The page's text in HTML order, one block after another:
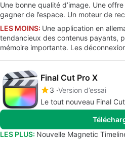
Une bonne qualité d’image. Une
gagner de l’espace. Un moteur de
LES MOINS: Une application en
tendancieux des contenus payants,
mémoire importante. Les
Final Cut Pro X
3 Version d’essai
Le tout nouveau Final
LES PLUS: Nouvelle Magnetic